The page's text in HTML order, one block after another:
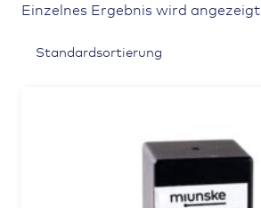
Einzelnes Ergebnis wird angezeigt